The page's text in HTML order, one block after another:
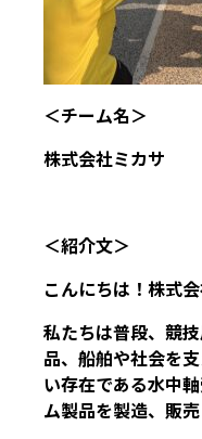
＜チーム名＞
株式会社ミカサ
＜紹介文＞
こんにちは！株式
私たちは普段、競
品、船舶や社会を
い存在である水中
ム製品を製造、販売